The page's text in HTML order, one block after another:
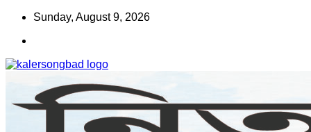
Skip
content
Sunday, August 9, 2026
কালের সংবাদ
www.kalersongbad.com